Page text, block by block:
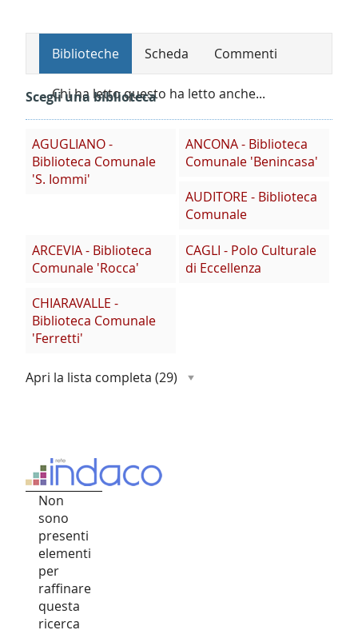
Biblioteche Scheda Commenti
Chi ha letto questo ha letto anche...
Scegli una biblioteca
AGUGLIANO -
Biblioteca Comunale
'S. Iommi'
ANCONA - Biblioteca
Comunale 'Benincasa'
AUDITORE - Biblioteca
Comunale
ARCEVIA - Biblioteca
Comunale 'Rocca'
CAGLI - Polo Culturale
di Eccellenza
CHIARAVALLE -
Biblioteca Comunale
'Ferretti'
Apri la lista completa (29)
Non
sono
presenti
elementi
per
raffinare
questa
ricerca